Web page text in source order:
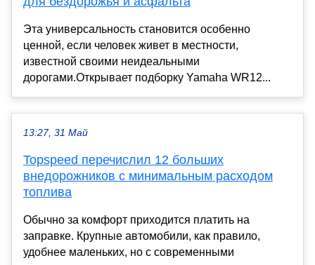
Эта универсальность становится особенно
ценной, если человек живет в местности,
известной своими неидеальными
дорогами.Открывает подборку Yamaha WR12...
13:27, 31 Май
Topspeed перечислил 12 больших
внедорожников с минимальным расходом
топлива
Обычно за комфорт приходится платить на
заправке. Крупные автомобили, как правило,
удобнее маленьких, но с современными